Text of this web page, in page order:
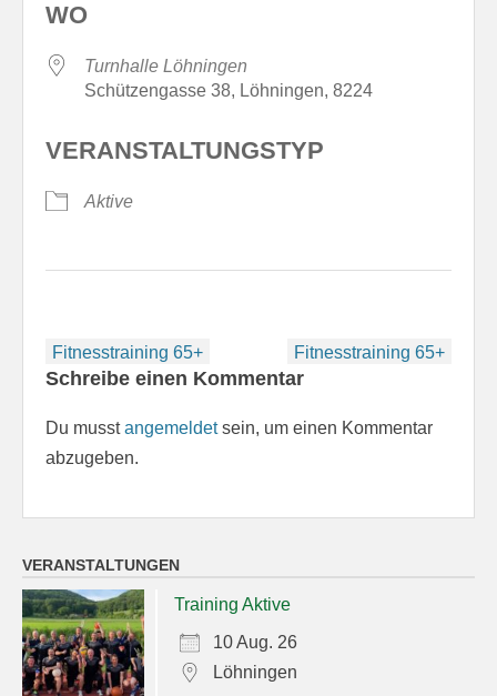
WO
Turnhalle Löhningen
Schützengasse 38, Löhningen, 8224
VERANSTALTUNGSTYP
Aktive
Beitragsnavigation
Fitnesstraining 65+ Fitnesstraining 65+
Schreibe einen Kommentar
Du musstangemeldetsein, um einen Kommentar
abzugeben.
VERANSTALTUNGEN
Training Aktive
10 Aug. 26
Löhningen